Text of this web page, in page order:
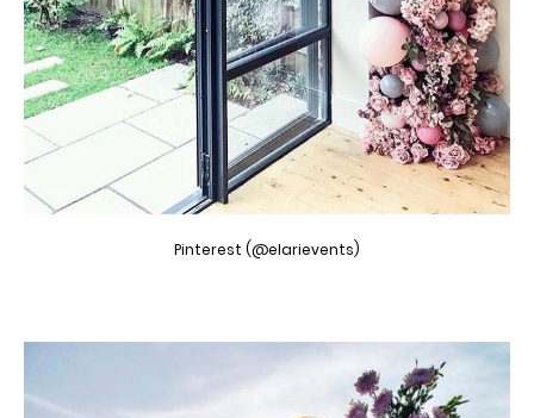
Pinterest (@elarievents)